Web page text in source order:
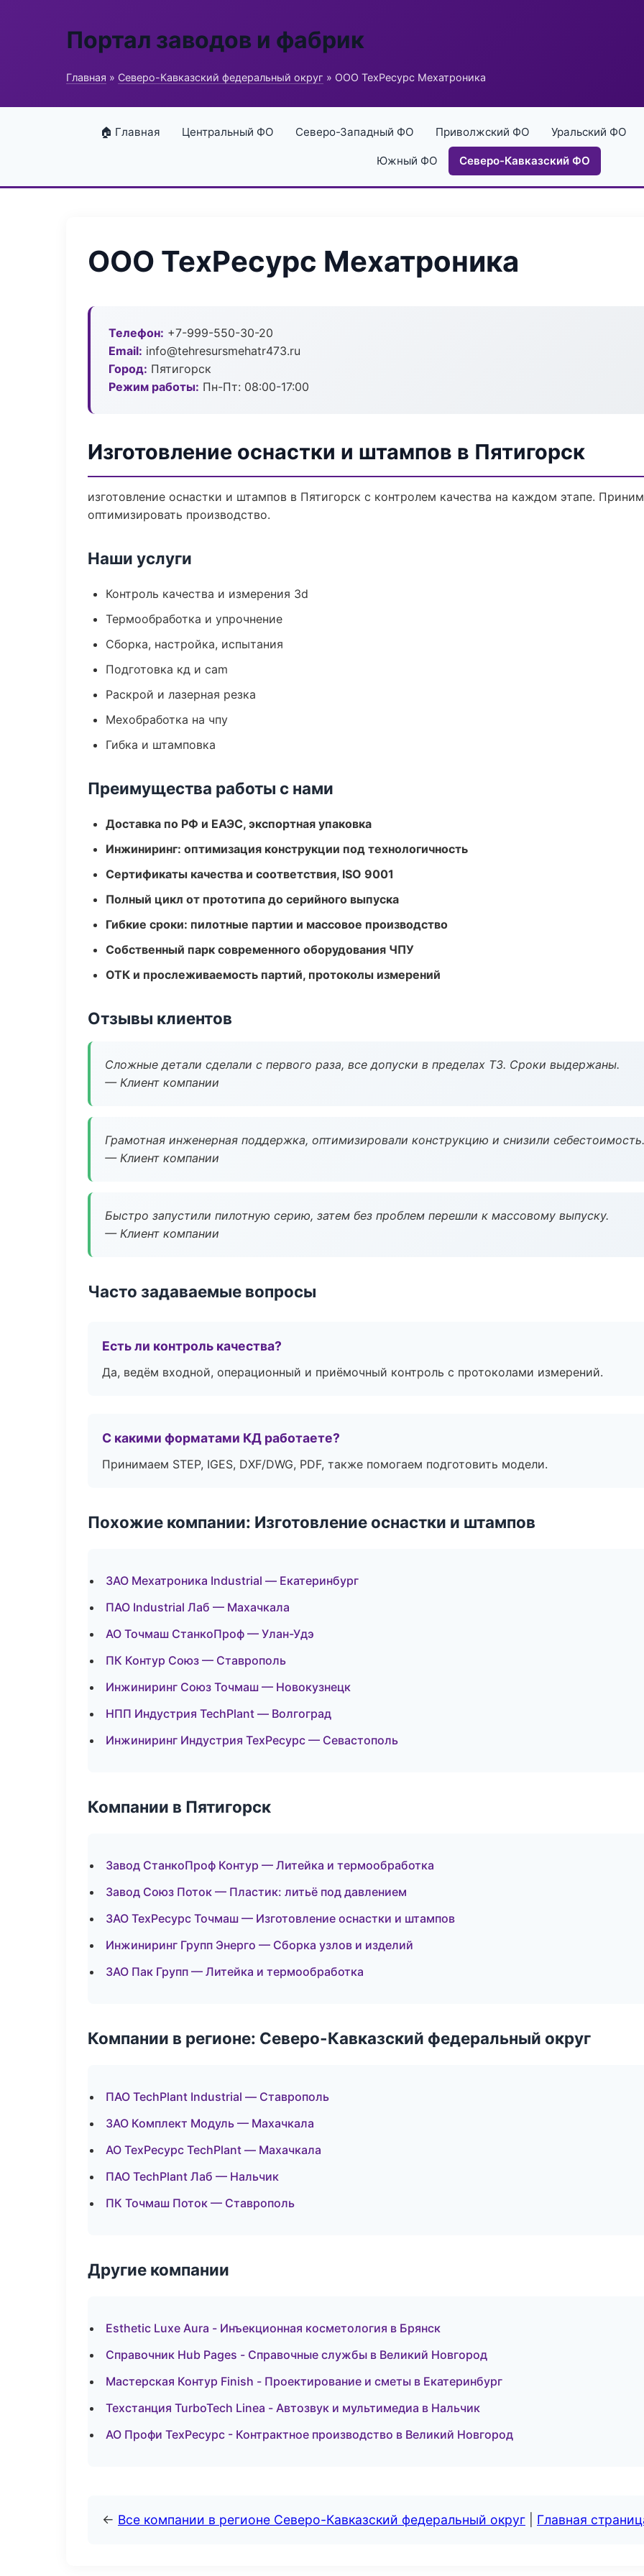
Портал заводов и фабрик
Главная » Северо-Кавказский федеральный округ » ООО ТехРесурс Мехатроника
🏠 Главная Центральный ФО Северо-Западный ФО Приволжский ФО Уральский ФО
Южный ФО Северо-Кавказский ФО
ООО ТехРесурс Мехатроника
Телефон: +7-999-550-30-20
Email: info@tehresursmehatr473.ru
Город: Пятигорск
Режим работы: Пн-Пт: 08:00-17:00
Изготовление оснастки и штампов в Пятигорск
изготовление оснастки и штампов в Пятигорск с контролем качества на каждом этапе.
оптимизировать производство.
Наши услуги
Контроль качества и измерения 3d
Термообработка и упрочнение
Сборка, настройка, испытания
Подготовка кд и cam
Раскрой и лазерная резка
Мехобработка на чпу
Гибка и штамповка
Преимущества работы с нами
Доставка по РФ и ЕАЭС, экспортная упаковка
Инжиниринг: оптимизация конструкции под технологичность
Сертификаты качества и соответствия, ISO 9001
Полный цикл от прототипа до серийного выпуска
Гибкие сроки: пилотные партии и массовое производство
Собственный парк современного оборудования ЧПУ
ОТК и прослеживаемость партий, протоколы измерений
Отзывы клиентов
Сложные детали сделали с первого раза, все допуски в пределах ТЗ. Сроки выдержаны.
— Клиент компании
Грамотная инженерная поддержка, оптимизировали конструкцию и снизили себестоимость.
— Клиент компании
Быстро запустили пилотную серию, затем без проблем перешли к массовому выпуску.
— Клиент компании
Часто задаваемые вопросы
Есть ли контроль качества?
Да, ведём входной, операционный и приёмочный контроль с протоколами измерений.
С какими форматами КД работаете?
Принимаем STEP, IGES, DXF/DWG, PDF, также помогаем подготовить модели.
Похожие компании: Изготовление оснастки и штампов
ЗАО Мехатроника Industrial — Екатеринбург
ПАО Industrial Лаб — Махачкала
АО Точмаш СтанкоПроф — Улан-Удэ
ПК Контур Союз — Ставрополь
Инжиниринг Союз Точмаш — Новокузнецк
НПП Индустрия TechPlant — Волгоград
Инжиниринг Индустрия ТехРесурс — Севастополь
Компании в Пятигорск
Завод СтанкоПроф Контур — Литейка и термообработка
Завод Союз Поток — Пластик: литьё под давлением
ЗАО ТехРесурс Точмаш — Изготовление оснастки и штампов
Инжиниринг Групп Энерго — Сборка узлов и изделий
ЗАО Пак Групп — Литейка и термообработка
Компании в регионе: Северо-Кавказский федеральный округ
ПАО TechPlant Industrial — Ставрополь
ЗАО Комплект Модуль — Махачкала
АО ТехРесурс TechPlant — Махачкала
ПАО TechPlant Лаб — Нальчик
ПК Точмаш Поток — Ставрополь
Другие компании
Esthetic Luxe Aura - Инъекционная косметология в Брянск
Справочник Hub Pages - Справочные службы в Великий Новгород
Мастерская Контур Finish - Проектирование и сметы в Екатеринбург
Техстанция TurboTech Linea - Автозвук и мультимедиа в Нальчик
АО Профи ТехРесурс - Контрактное производство в Великий Новгород
← Все компании в регионе Северо-Кавказский федеральный округ Главная